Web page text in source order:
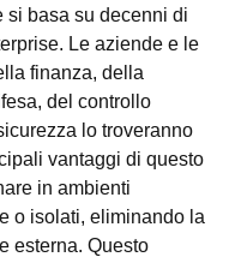
si basa su decenni di
Le aziende e le
finanza, della
del controllo
lo troveranno
vantaggi di questo
in ambienti
o isolati, eliminando la
esterna. Questo